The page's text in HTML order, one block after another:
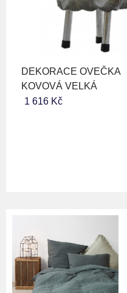
DEKORACE OVEČKA
KOVOVÁ VELKÁ
1 616 Kč